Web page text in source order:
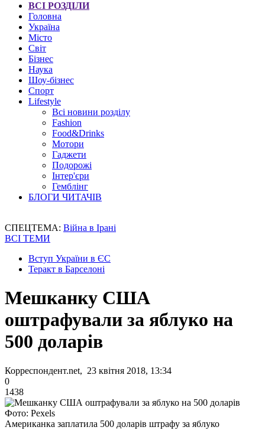
ВСІ РОЗДІЛИ
Головна
Україна
Місто
Світ
Бізнес
Наука
Шоу-бізнес
Спорт
Lifestyle
Всі новини розділу
Fashion
Food&Drinks
Мотори
Гаджети
Подорожі
Інтер'єри
Гемблінг
БЛОГИ ЧИТАЧІВ
СПЕЦТЕМА: Війна в Ірані
ВСІ ТЕМИ
Вступ України в ЄС
Теракт в Барселоні
Мешканку США
оштрафували за яблуко на
500 доларів
Корреспондент.net, 23 квітня 2018, 13:34
0
1438
Фото: Pexels
Американка заплатила 500 доларів штрафу за яблуко